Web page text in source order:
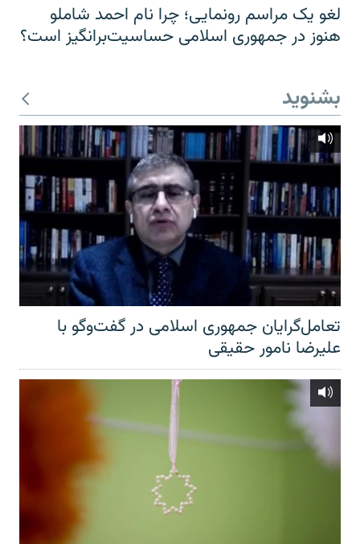
لغو یک مراسم رونمایی؛ چرا نام احمد شاملو
هنوز در جمهوری اسلامی حساسیت‌برانگیز است؟
بشنوید
تعامل‌گرایان جمهوری اسلامی در گفت‌وگو با
علیرضا نامور حقیقی